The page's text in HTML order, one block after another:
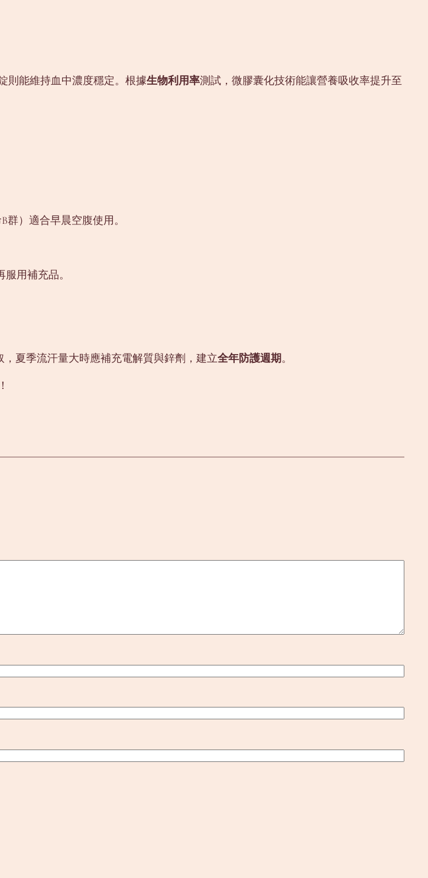
則能維持血中濃度穩定。根據生物利用率測試，微膠囊化技術能讓營養吸收率提升至
）適合早晨空腹使用。
用補充品。
夏季流汗量大時應補充電解質與鋅劑，建立全年防護週期。